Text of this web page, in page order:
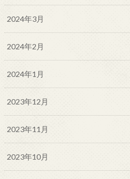
2024年3月
2024年2月
2024年1月
2023年12月
2023年11月
2023年10月